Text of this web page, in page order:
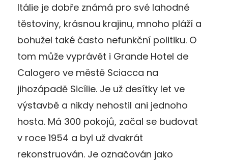
Itálie je dobře známá pro své lahodné
těstoviny, krásnou krajinu, mnoho pláží a
bohužel také často nefunkční politiku. O
tom může vyprávět i Grande Hotel de
Calogero ve městě Sciacca na
jihozápadě Sicílie. Je už desítky let ve
výstavbě a nikdy nehostil ani jednoho
hosta. Má 300 pokojů, začal se budovat
v roce 1954 a byl už dvakrát
rekonstruován. Je označován jako